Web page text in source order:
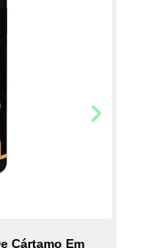
Cártamo Em